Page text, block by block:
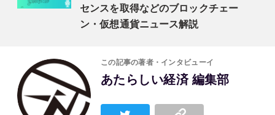
センスを取得などのブロックチェー
ン・仮想通貨ニュース解説
この記事の著者・インタビューイ
あたらしい経済 編集部